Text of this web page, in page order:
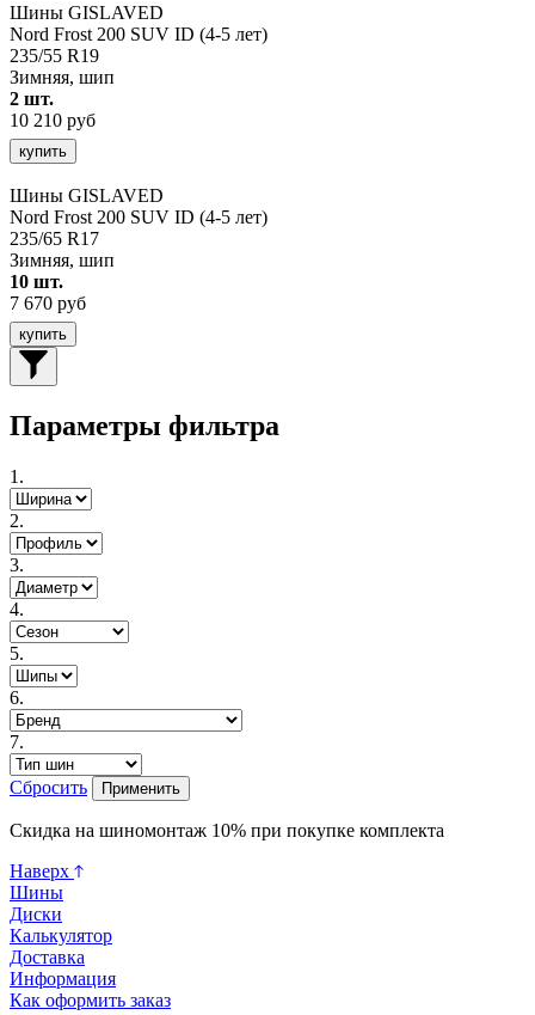
Шины GISLAVED
Nord Frost 200 SUV ID (4-5 лет)
235/55 R19
Зимняя, шип
2 шт.
10 210 руб
купить
Шины GISLAVED
Nord Frost 200 SUV ID (4-5 лет)
235/65 R17
Зимняя, шип
10 шт.
7 670 руб
купить
Параметры фильтра
1.
2.
3.
4.
5.
6.
7.
Сбросить Применить
Скидка на шиномонтаж 10% при покупке комплекта
Наверх
Шины
Диски
Калькулятор
Доставка
Информация
Как оформить заказ